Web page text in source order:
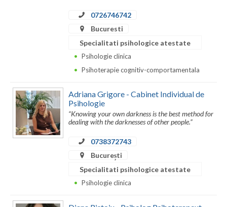
Dambovita
Galati
Harghita
0726746742
Bucuresti
Specialitati psihologice atestate
Psihologie clinica
Psihoterapie cognitiv-comportamentala
Adriana Grigore - Cabinet Individual de
Psihologie
“Knowing your own darkness is the best method for
dealing with the darknesses of other people.”
0738372743
București
Specialitati psihologice atestate
Psihologie clinica